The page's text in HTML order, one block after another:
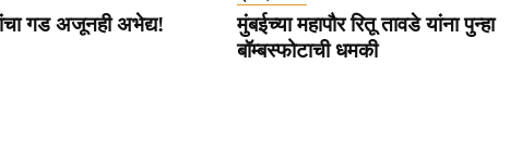
गड अजूनही अभेद्य!
मुंबईच्या महापौर रितू तावडे यांना पुन्हा
बॉम्बस्फोटाची धमकी